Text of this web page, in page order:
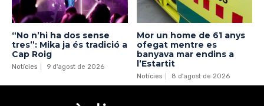
“No n’hi ha dos sense
tres”: Mika ja és tradició a
Cap Roig
Notícies 9 d'agost de 2026
Mor un home de 61 anys
ofegat mentre es
banyava mar endins a
l’Estartit
Notícies 8 d'agost de 2026